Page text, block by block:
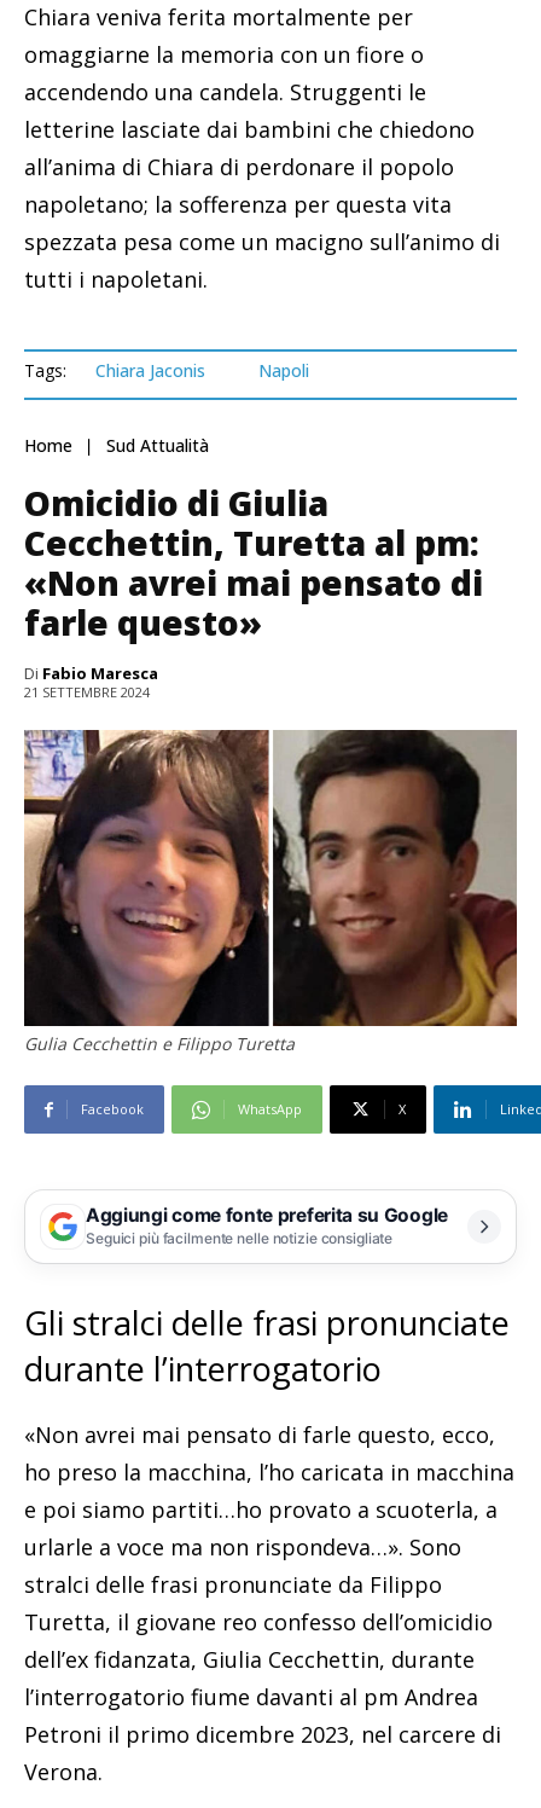
Chiara veniva ferita mortalmente per
omaggiarne la memoria con un fiore o
accendendo una candela. Struggenti le
letterine lasciate dai bambini che chiedono
all’anima di Chiara di perdonare il popolo
napoletano; la sofferenza per questa vita
spezzata pesa come un macigno sull’animo di
tutti i napoletani.
Tags: Chiara Jaconis Napoli
Home Sud Attualità
Omicidio di Giulia
Cecchettin, Turetta al pm:
«Non avrei mai pensato di
farle questo»
Di Fabio Maresca
21 SETTEMBRE 2024
Gulia Cecchettin e Filippo Turetta
Facebook WhatsApp X
Aggiungi come fonte preferita su Google
Seguici più facilmente nelle notizie consigliate
Gli stralci delle frasi pronunciate
durante l’interrogatorio
«Non avrei mai pensato di farle questo, ecco,
ho preso la macchina, l’ho caricata in macchina
e poi siamo partiti…ho provato a scuoterla, a
urlarle a voce ma non rispondeva…». Sono
stralci delle frasi pronunciate da Filippo
Turetta, il giovane reo confesso dell’omicidio
dell’ex fidanzata, Giulia Cecchettin, durante
l’interrogatorio fiume davanti al pm Andrea
Petroni il primo dicembre 2023, nel carcere di
Verona.